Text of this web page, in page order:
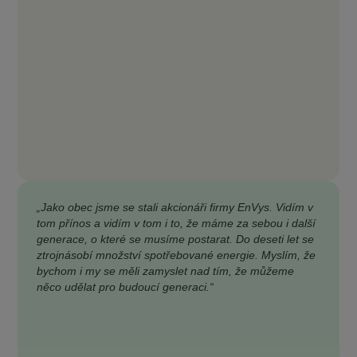
„Jako obec jsme se stali akcionáři firmy EnVys. Vidím v
tom přínos a vidím v tom i to, že máme za sebou i další
generace, o které se musíme postarat. Do deseti let se
ztrojnásobí množství spotřebované energie. Myslím, že
bychom i my se měli zamyslet nad tím, že můžeme
něco udělat pro budoucí generaci.“